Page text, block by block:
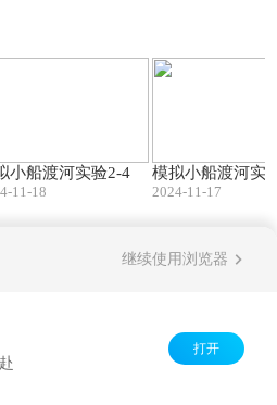
小船渡河实验2-4
11-18
模拟小船渡河实
2024-11-17
继续使用浏览器
打开